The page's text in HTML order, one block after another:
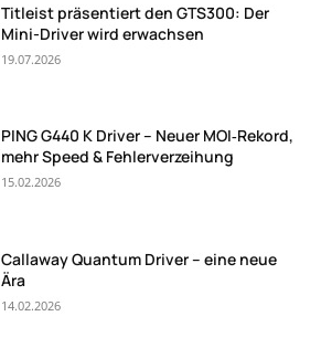
Titleist präsentiert den GTS300: Der
Mini-Driver wird erwachsen
19.07.2026
PING G440 K Driver – Neuer MOI‑Rekord,
mehr Speed & Fehlerverzeihung
15.02.2026
Callaway Quantum Driver – eine neue
Ära
14.02.2026